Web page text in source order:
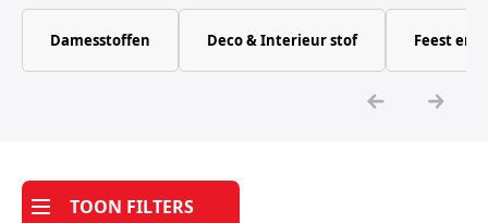
Katoen
Tijdpakker stof
Damesstoffen Deco & Interieur stof Feest en
TOON FILTERS